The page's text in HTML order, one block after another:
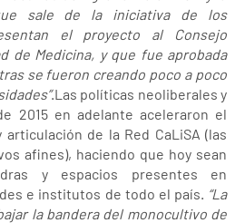
sale de la iniciativa de los
el proyecto al Consejo
de Medicina, y que fue aprobada
se fueron creando poco a poco
.Las políticas neoliberales y
2015 en adelante aceleraron el
de la Red CaLiSA (las
afines), haciendo que hoy sean
y espacios presentes en
e institutos de todo el país. “La
la bandera del monocultivo de